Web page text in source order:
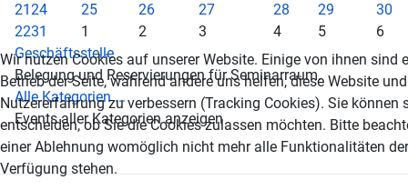
2124 25 26 27 28 29
30
2231 1 2 3 4 5
6
Geschäftsstelle
Belegung und Reservierungen für Seminarraum.
Alle Kategorien ...
Events aller Kategorien anzeigen
Wir nutzen Cookies auf unserer Website. Einige von ihnen sind
Betrieb der Seite, während andere uns helfen, diese Website
Nutzererfahrung zu verbessern (Tracking Cookies). Sie können
entscheiden, ob Sie die Cookies zulassen möchten. Bitte
einer Ablehnung womöglich nicht mehr alle Funktionalitäten
Verfügung stehen.